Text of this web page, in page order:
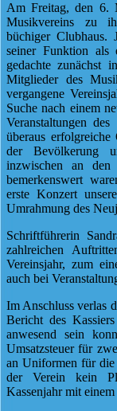
Am Freitag, den 6.
Musikvereins zu
büchiger
seiner Funktion als
gedachte zunächst
Mitglieder des
vergangene
Suche nach einem
Veranstaltungen
überaus
der Bevölkerung
inzwischen an den
bemerkenswert
erste Konzert
Umrahmung des
Schriftführerin
zahlreichen
Vereinsjahr, zum
auch bei
Im Anschluss verlas
Bericht des
anwesend sein
Umsatzsteuer für
an Uniformen für
der Verein kein
Kassenjahr mit